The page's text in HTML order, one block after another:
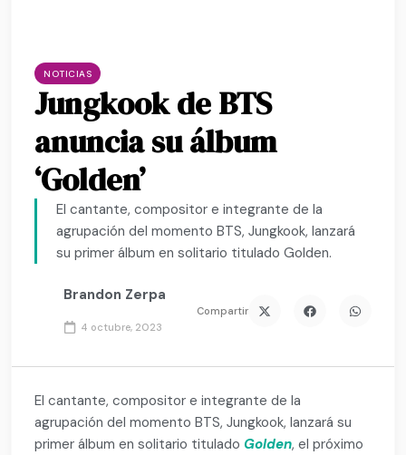
NOTICIAS
Jungkook de BTS
anuncia su álbum
‘Golden’
El cantante, compositor e integrante de la
agrupación del momento BTS, Jungkook, lanzará
su primer álbum en solitario titulado Golden.
Brandon Zerpa
4 octubre, 2023
Compartir
El cantante, compositor e integrante de la
agrupación del momento BTS, Jungkook, lanzará su
primer álbum en solitario titulado Golden, el próximo